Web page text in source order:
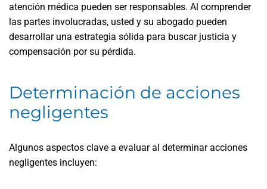
atención médica pueden ser responsables. Al comprender
las partes involucradas, usted y su abogado pueden
desarrollar una estrategia sólida para buscar justicia y
compensación por su pérdida.
Determinación de acciones
negligentes
Algunos aspectos clave a evaluar al determinar acciones
negligentes incluyen: